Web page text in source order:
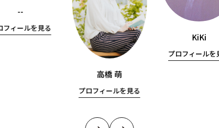
--
フィールを見る
高橋 萌
プロフィールを見る
KiKi
プロフィールを